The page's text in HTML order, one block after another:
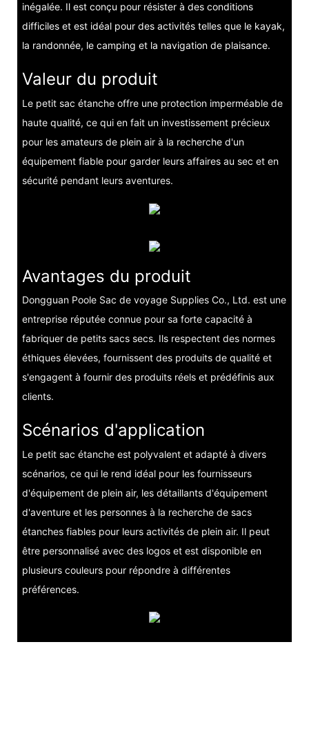
inégalée. Il est conçu pour résister à des conditions
difficiles et est idéal pour des activités telles que le kayak,
la randonnée, le camping et la navigation de plaisance.
Valeur du produit
Le petit sac étanche offre une protection imperméable de
haute qualité, ce qui en fait un investissement précieux
pour les amateurs de plein air à la recherche d'un
équipement fiable pour garder leurs affaires au sec et en
sécurité pendant leurs aventures.
Avantages du produit
Dongguan Poole Sac de voyage Supplies Co., Ltd. est une
entreprise réputée connue pour sa forte capacité à
fabriquer de petits sacs secs. Ils respectent des normes
éthiques élevées, fournissent des produits de qualité et
s'engagent à fournir des produits réels et prédéfinis aux
clients.
Scénarios d'application
Le petit sac étanche est polyvalent et adapté à divers
scénarios, ce qui le rend idéal pour les fournisseurs
d'équipement de plein air, les détaillants d'équipement
d'aventure et les personnes à la recherche de sacs
étanches fiables pour leurs activités de plein air. Il peut
être personnalisé avec des logos et est disponible en
plusieurs couleurs pour répondre à différentes
préférences.